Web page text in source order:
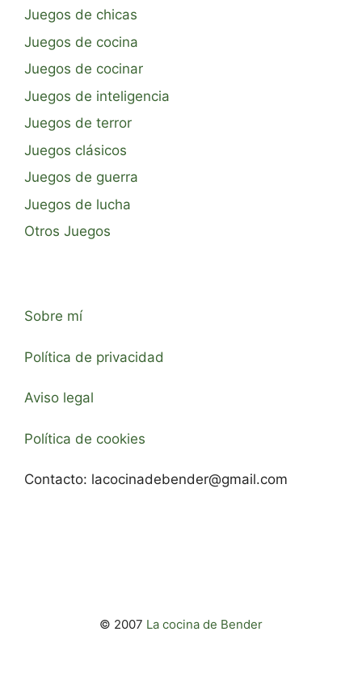
Juegos de chicas
Juegos de cocina
Juegos de cocinar
Juegos de inteligencia
Juegos de terror
Juegos clásicos
Juegos de guerra
Juegos de lucha
Otros Juegos
Sobre mí
Política de privacidad
Aviso legal
Política de cookies
Contacto: lacocinadebender@gmail.com
© 2007 La cocina de Bender